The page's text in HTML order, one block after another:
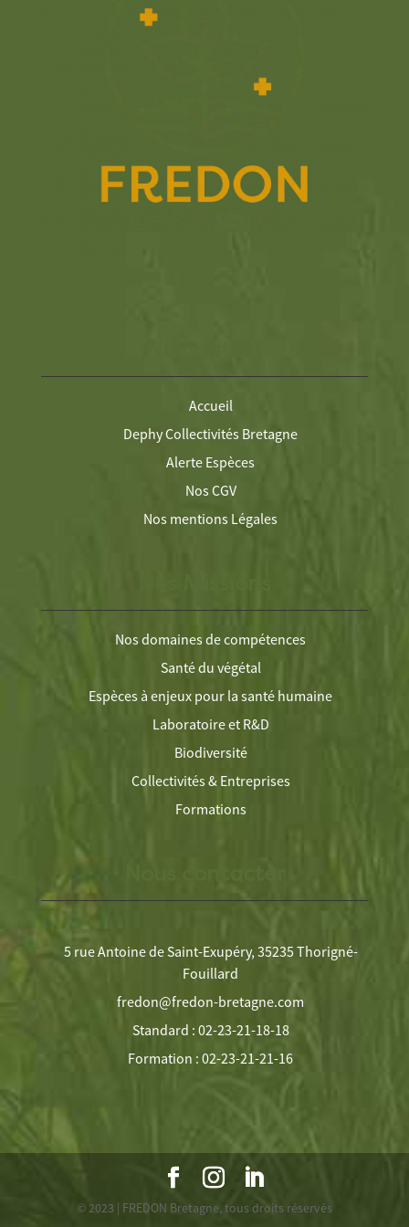
Accueil
Dephy Collectivités Bretagne
Alerte Espèces
Nos CGV
Nos mentions Légales
Nos domaines de compétences
Santé du végétal
Espèces à enjeux pour la santé humaine
Laboratoire et R&D
Biodiversité
Collectivités & Entreprises
Formations
5 rue Antoine de Saint-Exupéry, 35235 Thorigné-
Fouillard
fredon@fredon-bretagne.com
Standard : 02-23-21-18-18
Formation : 02-23-21-21-16
© 2023 | FREDON Bretagne, tous droits réservés